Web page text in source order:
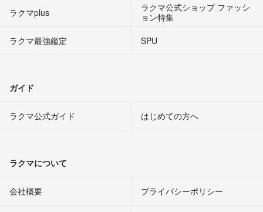
ラクマplus
ラクマ公式ショップ ファッシ
ョン特集
ラクマ最強鑑定
SPU
ガイド
ラクマ公式ガイド はじめての方へ
ラクマについて
会社概要 プライバシーポリシー